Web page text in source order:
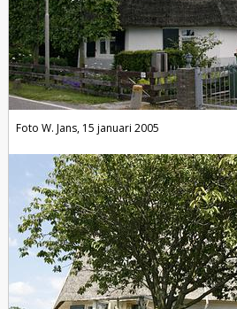
Foto W. Jans, 15 januari 2005